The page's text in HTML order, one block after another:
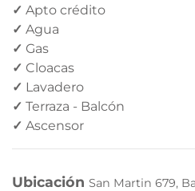
✓ Apto crédito
✓ Agua
✓ Gas
✓ Cloacas
✓ Lavadero
✓ Terraza - Balcón
✓ Ascensor
Ubicación San Martin 679,